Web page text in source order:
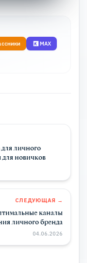
MAX
личного
новичков
СЛЕДУЮЩАЯ →
каналы
личного бренда
04.06.2026